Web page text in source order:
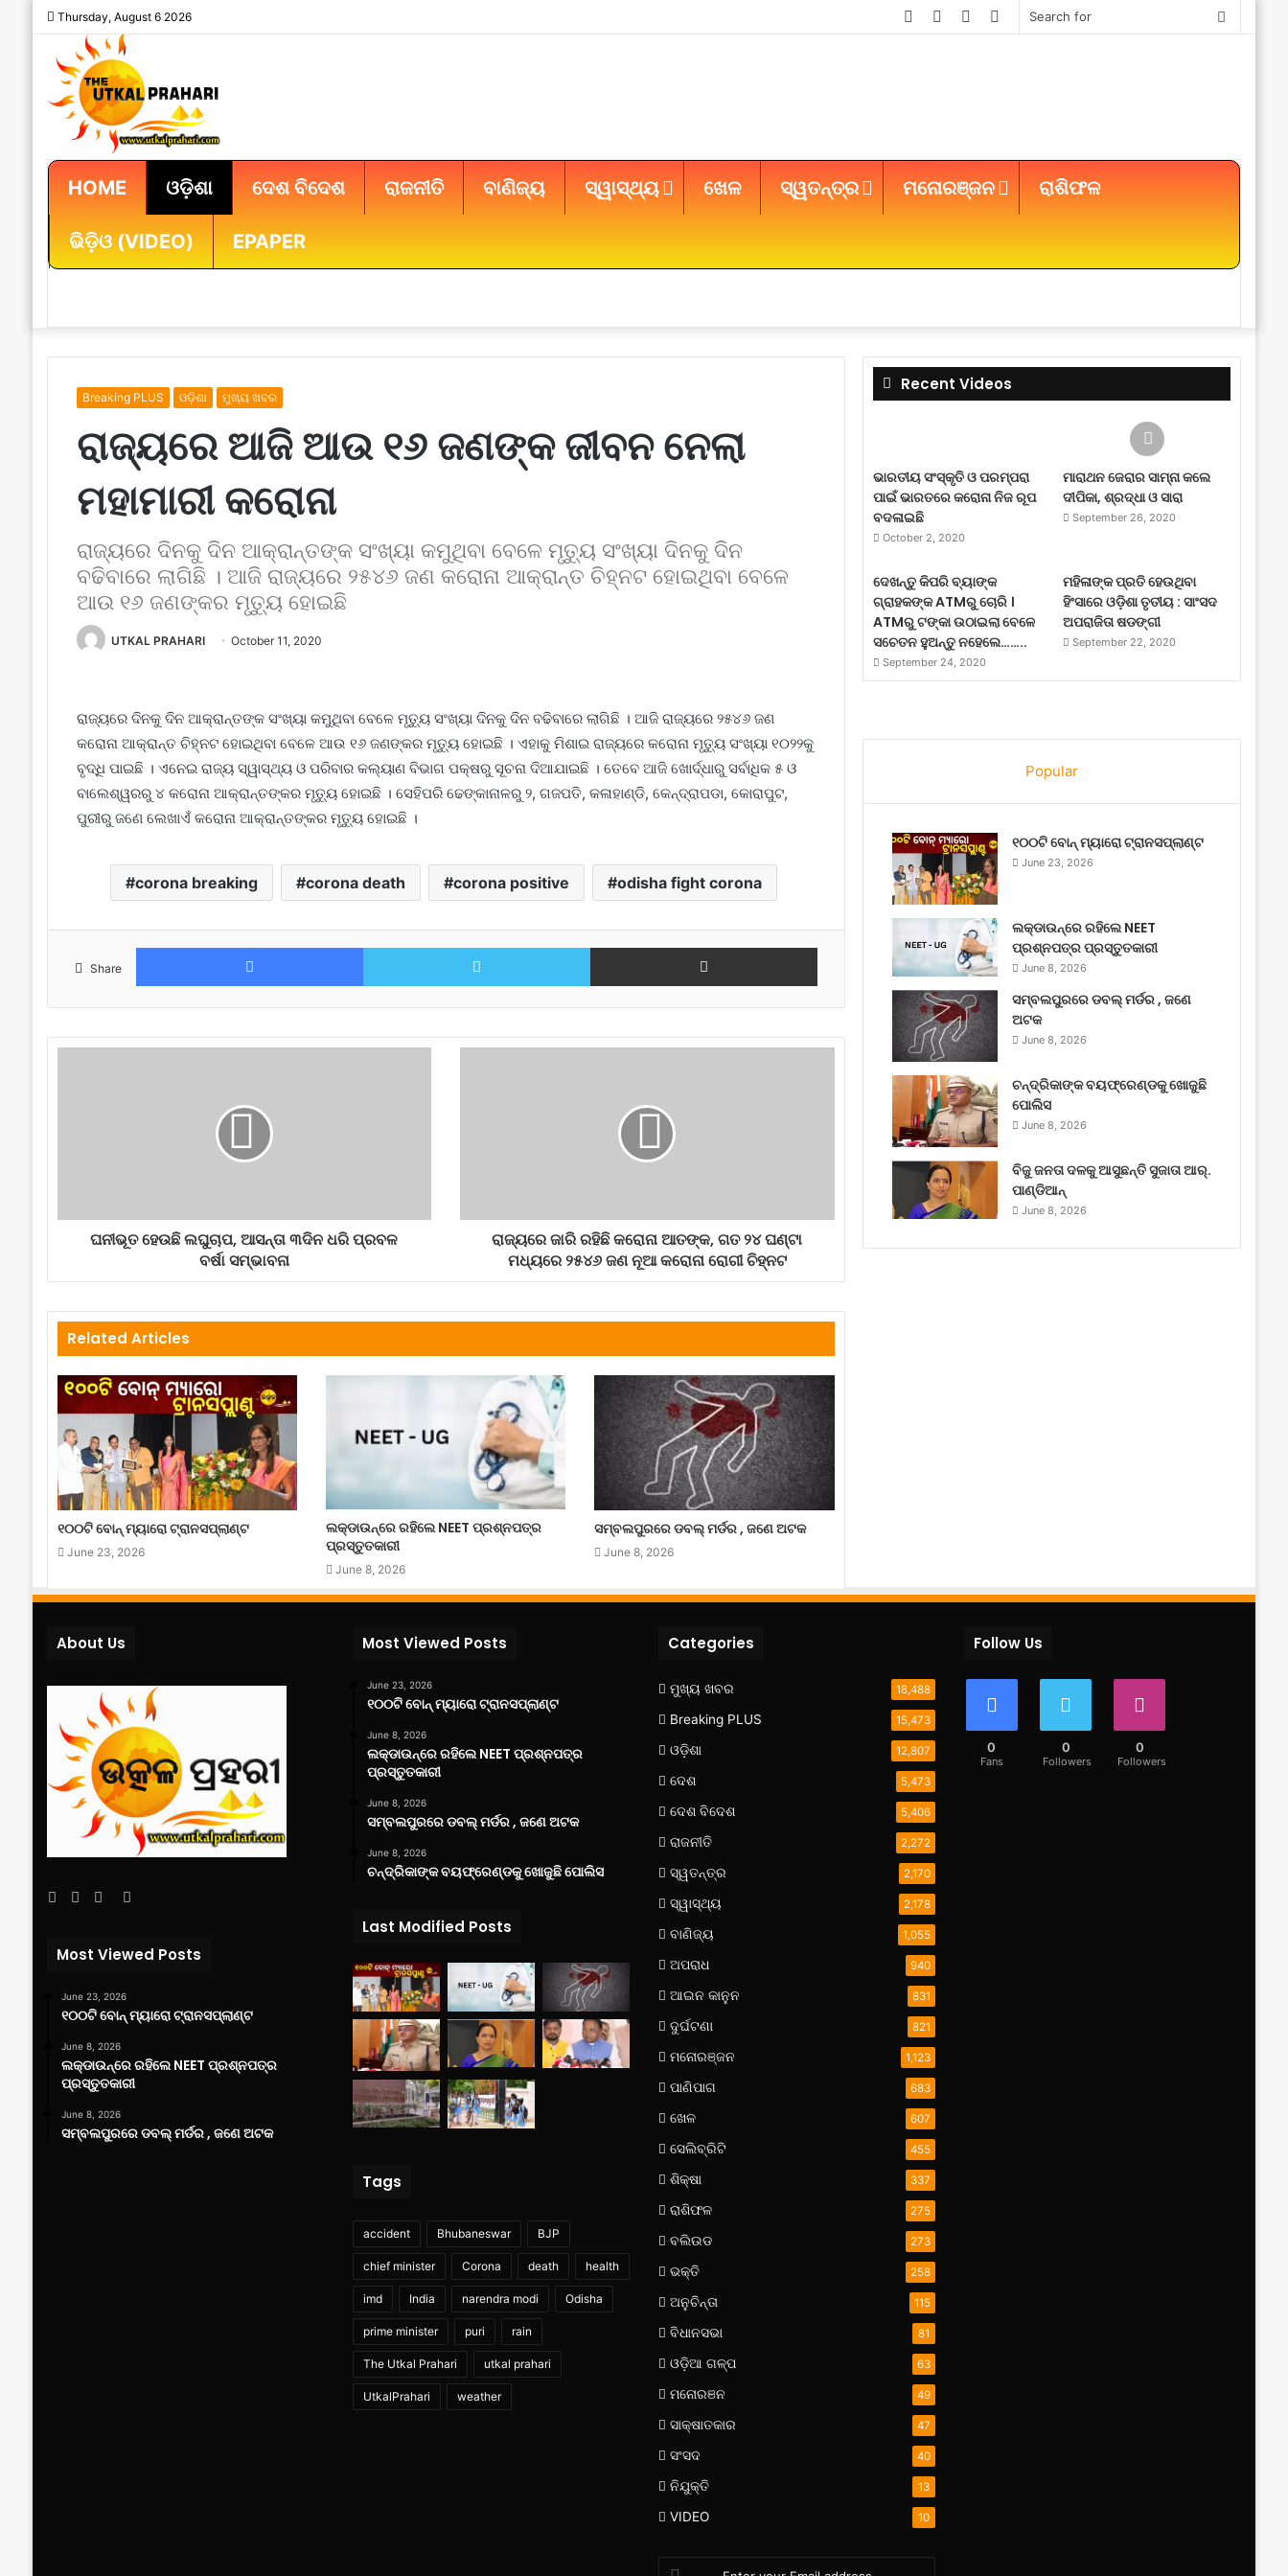
Thursday, August 6 2026
Search
Instagram
YouTube
Twitter
Facebook
HOME ଓଡ଼ିଶା ଦେଶ ବିଦେଶ ରାଜନୀତି ବାଣିଜ୍ୟ ସ୍ୱାସ୍ଥ୍ୟ ଖେଳ ସ୍ୱତନ୍ତ୍ର ମନୋରଞ୍ଜନ ରାଶିଫଳ
ଭିଡ଼ିଓ (VIDEO) EPAPER
Breaking PLUS ଓଡ଼ିଶା ମୁଖ୍ୟ ଖବର
ରାଜ୍ୟରେ ଆଜି ଆଉ ୧୬ ଜଣଙ୍କ ଜୀବନ ନେଲା
ମହାମାରୀ କରୋନା
ରାଜ୍ୟରେ ଦିନକୁ ଦିନ ଆକ୍ରାନ୍ତଙ୍କ ସଂଖ୍ୟା କମୁଥିବା ବେଳେ ମୃତ୍ୟୁ ସଂଖ୍ୟା ଦିନକୁ ଦିନ
ବଢିବାରେ ଲାଗିଛି । ଆଜି ରାଜ୍ୟରେ ୨୫୪୬ ଜଣ କରୋନା ଆକ୍ରାନ୍ତ ଚିହ୍ନଟ ହୋଇଥିବା ବେଳେ
ଆଉ ୧୬ ଜଣଙ୍କର ମୃତ୍ୟୁ ହୋଇଛି
UTKAL PRAHARI October 11, 2020
ରାଜ୍ୟରେ ଦିନକୁ ଦିନ ଆକ୍ରାନ୍ତଙ୍କ ସଂଖ୍ୟା କମୁଥିବା ବେଳେ ମୃତ୍ୟୁ ସଂଖ୍ୟା ଦିନକୁ ଦିନ ବଢିବାରେ ଲାଗିଛି । ଆଜି ରାଜ୍ୟରେ ୨୫୪୬ ଜଣ
କରୋନା ଆକ୍ରାନ୍ତ ଚିହ୍ନଟ ହୋଇଥିବା ବେଳେ ଆଉ ୧୬ ଜଣଙ୍କର ମୃତ୍ୟୁ ହୋଇଛି । ଏହାକୁ ମିଶାଇ ରାଜ୍ୟରେ କରୋନା ମୃତ୍ୟୁ ସଂଖ୍ୟା ୧୦୨୨କୁ
ବୃଦ୍ଧି ପାଇଛି । ଏନେଇ ରାଜ୍ୟ ସ୍ୱାସ୍ଥ୍ୟ ଓ ପରିବାର କଲ୍ୟାଣ ବିଭାଗ ପକ୍ଷରୁ ସୂଚନା ଦିଆଯାଇଛି । ତେବେ ଆଜି ଖୋର୍ଦ୍ଧାରୁ ସର୍ବାଧିକ ୫ ଓ
ବାଲେଶ୍ୱରରୁ ୪ କରୋନା ଆକ୍ରାନ୍ତଙ୍କର ମୃତ୍ୟୁ ହୋଇଛି । ସେହିପରି ଢେଙ୍କାନାଳରୁ ୨, ଗଜପତି, କଳାହାଣ୍ଡି, କେନ୍ଦ୍ରାପଡା, କୋରାପୁଟ,
ପୁରୀରୁ ଜଣେ ଲେଖାଏଁ କରୋନା ଆକ୍ରାନ୍ତଙ୍କର ମୃତ୍ୟୁ ହୋଇଛି ।
corona breaking corona death corona positive odisha fight corona
Share
Facebook Twitter Share via Email
ଘନୀଭୂତ ହେଉଛି ଲଘୁଚାପ, ଆସନ୍ତା ୩ଦିନ ଧରି ପ୍ରବଳ
ବର୍ଷା ସମ୍ଭାବନା
ରାଜ୍ୟରେ ଜାରି ରହିଛି କରୋନା ଆତଙ୍କ, ଗତ ୨୪ ଘଣ୍ଟା
ମଧ୍ୟରେ ୨୫୪୬ ଜଣ ନୂଆ କରୋନା ରୋଗୀ ଚିହ୍ନଟ
Related Articles
୧୦୦ଟି ବୋନ୍ ମ୍ୟାରୋ ଟ୍ରାନସପ୍ଲାଣ୍ଟ
June 23, 2026
ଲକ୍‌ଡାଉନ୍‌ରେ ରହିଲେ NEET ପ୍ରଶ୍ନପତ୍ର
ପ୍ରସ୍ତୁତକାରୀ
June 8, 2026
ସମ୍ବଲପୁରରେ ଡବଲ୍ ମର୍ଡର , ଜଣେ ଅଟକ
June 8, 2026
Recent Videos
ଭାରତୀୟ ସଂସ୍କୃତି ଓ ପରମ୍ପରା
ପାଇଁ ଭାରତରେ କରୋନା ନିଜ ରୂପ
ବଦଳାଇଛି
October 2, 2020
ମାରାଥନ ଜେରାର ସାମ୍ନା କଲେ
ଦୀପିକା, ଶ୍ରଦ୍ଧା ଓ ସାରା
September 26, 2020
ଦେଖନ୍ତୁ କିପରି ବ୍ୟାଙ୍କ
ଗ୍ରାହକଙ୍କ ATMରୁ ଚୋରି ।
ATMରୁ ଟଙ୍କା ଉଠାଇଲା ବେଳେ
ସଚେତନ ହୁଅନ୍ତୁ ନହେଲେ……..
September 24, 2020
ମହିଳାଙ୍କ ପ୍ରତି ହେଉଥିବା
ହିଂସାରେ ଓଡ଼ିଶା ତୃତୀୟ : ସାଂସଦ
ଅପରାଜିତା ଷଡଙ୍ଗୀ
September 22, 2020
Popular
୧୦୦ଟି ବୋନ୍ ମ୍ୟାରୋ ଟ୍ରାନସପ୍ଲାଣ୍ଟ
June 23, 2026
ଲକ୍‌ଡାଉନ୍‌ରେ ରହିଲେ NEET
ପ୍ରଶ୍ନପତ୍ର ପ୍ରସ୍ତୁତକାରୀ
June 8, 2026
ସମ୍ବଲପୁରରେ ଡବଲ୍ ମର୍ଡର , ଜଣେ
ଅଟକ
June 8, 2026
ଚନ୍ଦ୍ରିକାଙ୍କ ବୟଫ୍ରେଣ୍ଡକୁ ଖୋଜୁଛି
ପୋଲିସ
June 8, 2026
ବିଜୁ ଜନତା ଦଳକୁ ଆସୁଛନ୍ତି ସୁଜାତା ଆର୍‌.
ପାଣ୍ଡିଆନ୍
June 8, 2026
About Us
Facebook
TwitterYouTube
Most Viewed Posts
June 23, 2026
୧୦୦ଟି ବୋନ୍ ମ୍ୟାରୋ ଟ୍ରାନସପ୍ଲାଣ୍ଟ
June 8, 2026
ଲକ୍‌ଡାଉନ୍‌ରେ ରହିଲେ NEET ପ୍ରଶ୍ନପତ୍ର
ପ୍ରସ୍ତୁତକାରୀ
June 8, 2026
ସମ୍ବଲପୁରରେ ଡବଲ୍ ମର୍ଡର , ଜଣେ ଅଟକ
Most Viewed Posts
June 23, 2026
୧୦୦ଟି ବୋନ୍ ମ୍ୟାରୋ ଟ୍ରାନସପ୍ଲାଣ୍ଟ
June 8, 2026
ଲକ୍‌ଡାଉନ୍‌ରେ ରହିଲେ NEET ପ୍ରଶ୍ନପତ୍ର
ପ୍ରସ୍ତୁତକାରୀ
June 8, 2026
ସମ୍ବଲପୁରରେ ଡବଲ୍ ମର୍ଡର , ଜଣେ ଅଟକ
June 8, 2026
ଚନ୍ଦ୍ରିକାଙ୍କ ବୟଫ୍ରେଣ୍ଡକୁ ଖୋଜୁଛି ପୋଲିସ
Last Modified Posts
Tags
accident Bhubaneswar BJP
chief minister Corona death health
imd India narendra modi Odisha
prime minister puri rain
The Utkal Prahari utkal prahari
UtkalPrahari weather
Categories
ମୁଖ୍ୟ ଖବର 18,488
Breaking PLUS 15,473
ଓଡ଼ିଶା 12,807
ଦେଶ 5,473
ଦେଶ ବିଦେଶ 5,406
ରାଜନୀତି 2,272
ସ୍ୱତନ୍ତ୍ର 2,170
ସ୍ୱାସ୍ଥ୍ୟ 2,178
ବାଣିଜ୍ୟ 1,055
ଅପରାଧ 940
ଆଇନ କାନୁନ 831
ଦୁର୍ଘଟଣା 821
ମନୋରଞ୍ଜନ 1,123
ପାଣିପାଗ 683
ଖେଳ 607
ସେଲିବ୍ରିଟି 455
ଶିକ୍ଷା 337
ରାଶିଫଳ 275
ବଲିଉଡ 273
ଭକ୍ତି 258
ଅନୁଚିନ୍ତା 115
ବିଧାନସଭା 81
ଓଡ଼ିଆ ଗଳ୍ପ 63
ମନୋରଞନ 49
ସାକ୍ଷାତକାର 47
ସଂସଦ 40
ନିଯୁକ୍ତି 13
VIDEO 10
Follow Us
0
Fans
0
Followers
0
Followers